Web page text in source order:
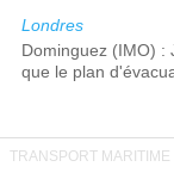
Londres
Dominguez (IMO) :
que le plan
TRANSPORT MARITIME